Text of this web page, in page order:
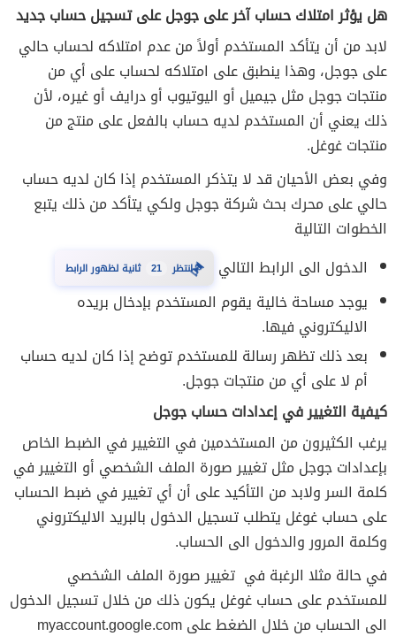
هل يؤثر امتلاك حساب آخر على جوجل على تسجيل حساب جديد
لابد من أن يتأكد المستخدم أولاً من عدم امتلاكه لحساب حالي
على جوجل، وهذا ينطبق على امتلاكه لحساب على أي من
منتجات جوجل مثل جيميل أو اليوتيوب أو درايف أو غيره، لأن
ذلك يعني أن المستخدم لديه حساب بالفعل على منتج من
منتجات غوغل.
وفي بعض الأحيان قد لا يتذكر المستخدم إذا كان لديه حساب
حالي على محرك بحث شركة جوجل ولكي يتأكد من ذلك يتبع
الخطوات التالية
الدخول الى الرابط التالي ⏳انتظر 20 ثانية لظهور الرابط
يوجد مساحة خالية يقوم المستخدم بإدخال بريده
الاليكتروني فيها.
بعد ذلك تظهر رسالة للمستخدم توضح إذا كان لديه حساب
أم لا على أي من منتجات جوجل.
كيفية التغيير في إعدادات حساب جوجل
يرغب الكثيرون من المستخدمين في التغيير في الضبط الخاص
بإعدادات جوجل مثل تغيير صورة الملف الشخصي أو التغيير في
كلمة السر ولابد من التأكيد على أن أي تغيير في ضبط الحساب
على حساب غوغل يتطلب تسجيل الدخول بالبريد الاليكتروني
وكلمة المرور والدخول الى الحساب.
في حالة مثلا الرغبة في تغيير صورة الملف الشخصي
للمستخدم على حساب غوغل يكون ذلك من خلال تسجيل الدخول
الى الحساب من خلال الضغط على myaccount.google.com